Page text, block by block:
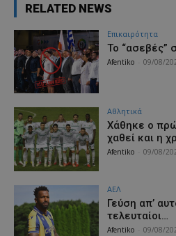
RELATED NEWS
Επικαιρότητα
Το “ασεβές”
Afentiko 09/08/
Αθλητικά
Χάθηκε ο
χαθεί και η
Afentiko 09/08/
ΑΕΛ
Γεύση απ’
τελευταίοι…
Afentiko 09/08/